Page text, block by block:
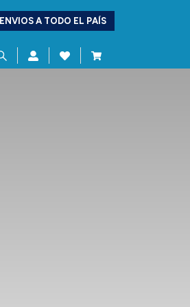
ENVIOS A TODO EL PAÍS